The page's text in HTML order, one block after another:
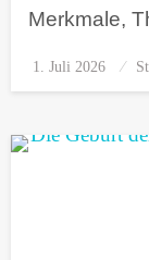
Merkmale,
Posted
on
1. Juli 2026